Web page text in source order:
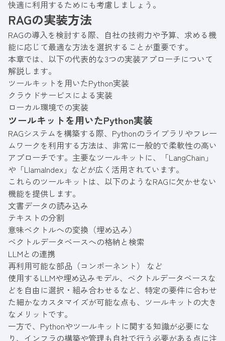
快適に利用するためにも考慮しましょう。
RAGの実装方法
RAGの導入を検討する際、自社の技術力や予算、求める機
能に応じて最適な方法を選択することが重要です。
本章では、以下の代表的な3つの実装アプローチについて
解説します。
ツールキットを用いたPython実装
クラウドサービスによる実装
ローカル環境での実装
ツールキットを用いたPython実装
RAGシステムを構築する際、Pythonのライブラリやフレー
ムワークを利用する方法は、非常に一般的で柔軟性の高い
アプローチです。主要なツールキットに、「LangChain」
や「LlamaIndex」などが広く活用されています。
これらのツールキットは、以下のようなRAGに欠かせない
機能を提供します。
文書データの読み込み
テキストの分割
意味ベクトルへの変換（埋め込み）
ベクトルデータベースへの格納と検索
LLMとの連携
再利用可能な部品（コンポーネント） など
使用するLLMや埋め込みモデル、ベクトルデータベースな
どを自由に選択・組み合わせるなど、特定の要件に合わせ
た細かなカスタマイズが可能な点も、ツールキットの大き
なメリットです。
一方で、Pythonやツールキットに関する知識が必要にな
り、インフラの構築や管理も自社で行う必要がある点に注